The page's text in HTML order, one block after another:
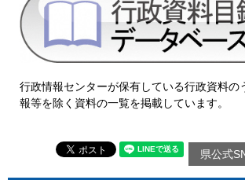
行政情報センターが保有している行政資料の
報等を除く資料の一覧を掲載しています。
県公式